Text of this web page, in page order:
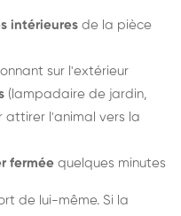
intérieures de la pièce
sur l'extérieur
(lampadaire de jardin,
attirer l'animal vers la
fermée quelques minutes
de lui-même. Si la